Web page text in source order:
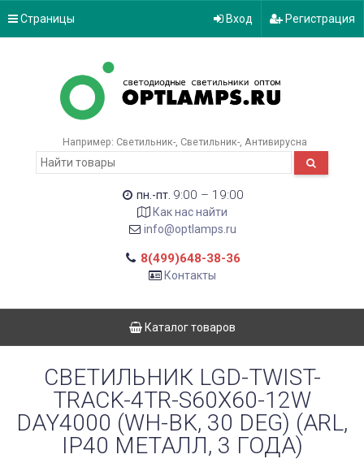
Страницы Вход Регистрация
Например: Светильник- Светильник- Антивирусна
пн.-пт. 9:00 – 19:00
Как нас найти
info@optlamps.ru
8(499)648-38-36
Контакты
Каталог товаров
СВЕТИЛЬНИК LGD-TWIST-
TRACK-4TR-S60X60-12W
DAY4000 (WH-BK, 30 DEG) (ARL,
IP40 МЕТАЛЛ, 3 ГОДА)